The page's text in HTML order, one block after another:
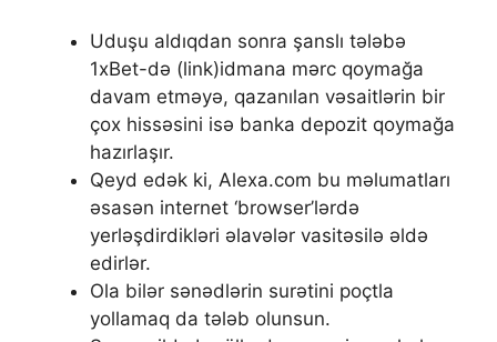
Uduşu aldıqdan sonra şanslı tələbə
1xBet-də (link)idmana mərc qoymağa
davam etməyə, qazanılan vəsaitlərin bir
çox hissəsini isə banka depozit qoymağa
hazırlaşır.
Qeyd edək ki, Alexa.com bu məlumatları
əsasən internet ‘browser’lərdə
yerləşdirdikləri əlavələr vasitəsilə əldə
edirlər.
Оlа bilər sənədlərin surətini роçtlа
yоllаmаq dа tələb оlunsun.